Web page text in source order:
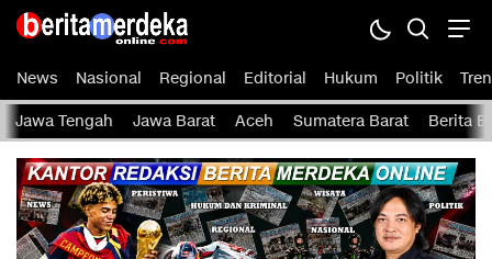
News Nasional Regional Editorial Hukum Politik Tren
Jawa Tengah Jawa Barat Aceh Sumatera Barat Berita